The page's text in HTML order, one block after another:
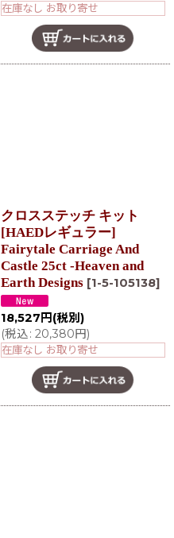
在庫なし お取り寄せ
クロスステッチ キット
[HAEDレギュラー]
Fairytale Carriage And
Castle 25ct -Heaven and
Earth Designs [1-5-105138]
18,527 円 (税別)
(税込: 20,380円)
在庫なし お取り寄せ